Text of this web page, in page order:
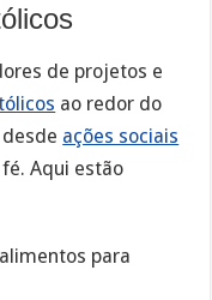
de projetos e
ao redor do
ações sociais
Aqui estão
para